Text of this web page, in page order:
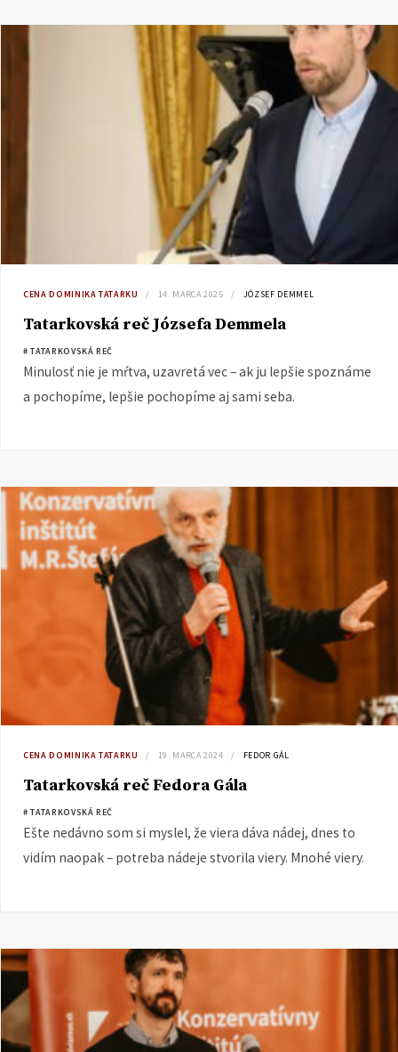
CENA DOMINIKA TATARKU 14. MARCA 2025 JÓZSEF DEMMEL
Tatarkovská reč Józsefa Demmela
# TATARKOVSKÁ REČ
Minulosť nie je mŕtva, uzavretá vec – ak ju lepšie spoznáme
a pochopíme, lepšie pochopíme aj sami seba.
CENA DOMINIKA TATARKU 19. MARCA 2024 FEDOR GÁL
Tatarkovská reč Fedora Gála
# TATARKOVSKÁ REČ
Ešte nedávno som si myslel, že viera dáva nádej, dnes to
vidím naopak – potreba nádeje stvorila viery. Mnohé viery.